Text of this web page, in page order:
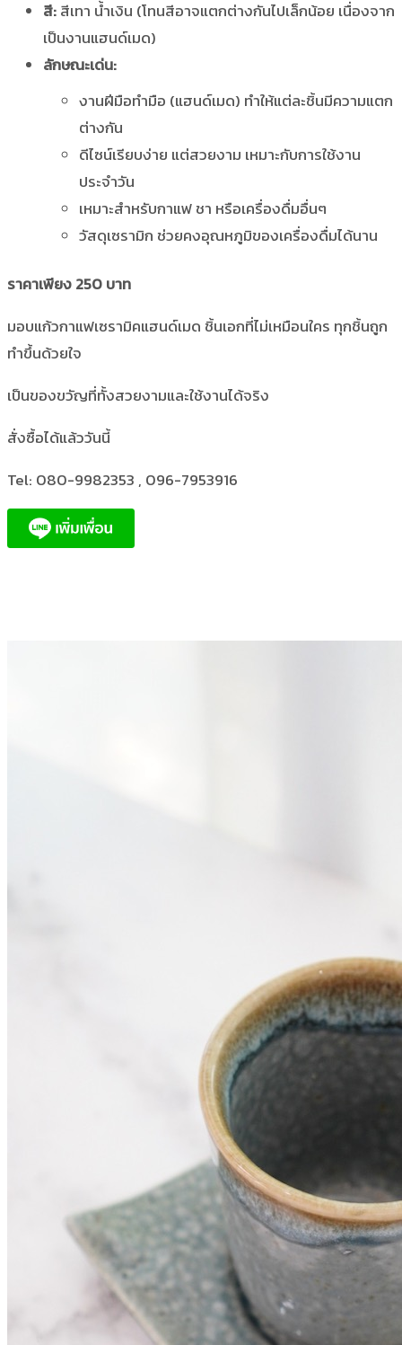
สี:สีเทา น้ำเงิน (โทนสีอาจแตกต่างกันไปเล็กน้อย เนื่องจาก
เป็นงานแฮนด์เมด)
ลักษณะเด่น:
งานฝีมือทำมือ (แฮนด์เมด) ทำให้แต่ละชิ้นมีความแตก
ต่างกัน
ดีไซน์เรียบง่าย แต่สวยงาม เหมาะกับการใช้งาน
ประจำวัน
เหมาะสำหรับกาแฟ ชา หรือเครื่องดื่มอื่นๆ
วัสดุเซรามิก ช่วยคงอุณหภูมิของเครื่องดื่มได้นาน
ราคาเพียง 250 บาท
มอบแก้วกาแฟเซรามิคแฮนด์เมด ชิ้นเอกที่ไม่เหมือนใคร ทุกชิ้นถูก
ทำขึ้นด้วยใจ
เป็นของขวัญที่ทั้งสวยงามและใช้งานได้จริง
สั่งซื้อได้แล้ววันนี้
Tel: 080-9982353 , 096-7953916